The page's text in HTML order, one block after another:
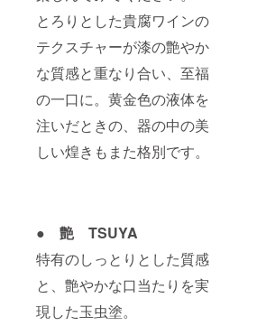
とろりとした貴腐ワインの
テクスチャーが漆の艶やか
な質感と重なり合い、至福
の一口に。黄金色の液体を
注いだときの、器の中の美
しい煌きもまた格別です。
● 艶 TSUYA
特有のしっとりとした質感
と、艶やかな口当たりを実
現した玉虫塗。